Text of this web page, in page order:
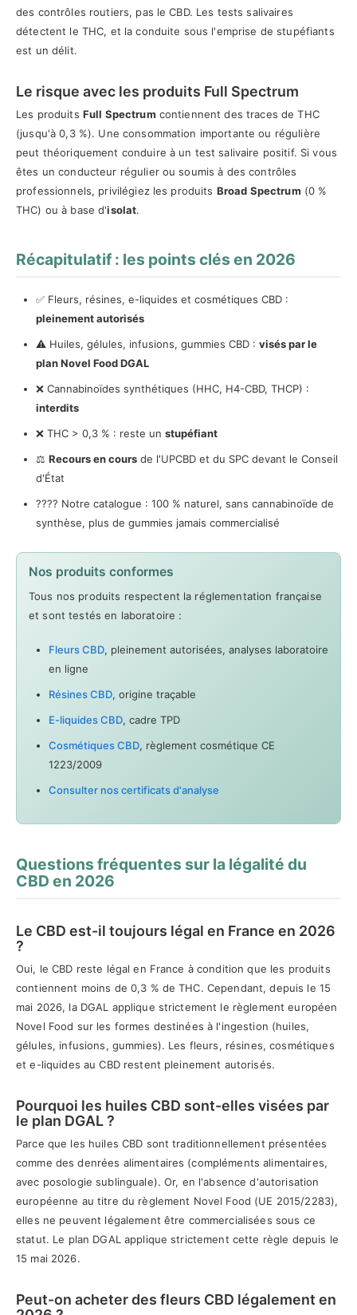
des contrôles routiers, pas le CBD. Les tests salivaires
détectent le THC, et la conduite sous l'emprise de stupéfiants
est un délit.
Le risque avec les produits Full Spectrum
Les produits Full Spectrum contiennent des traces de THC
(jusqu'à 0,3 %). Une consommation importante ou régulière
peut théoriquement conduire à un test salivaire positif. Si vous
êtes un conducteur régulier ou soumis à des contrôles
professionnels, privilégiez les produits Broad Spectrum (0 %
THC) ou à base d'isolat.
Récapitulatif : les points clés en 2026
✅ Fleurs, résines, e-liquides et cosmétiques CBD :
pleinement autorisés
⚠️ Huiles, gélules, infusions, gummies CBD : visés par le
plan Novel Food DGAL
❌ Cannabinoïdes synthétiques (HHC, H4-CBD, THCP) :
interdits
❌ THC > 0,3 % : reste un stupéfiant
⚖️ Recours en cours de l'UPCBD et du SPC devant le Conseil
d'État
????️ Notre catalogue : 100 % naturel, sans cannabinoïde de
synthèse, plus de gummies jamais commercialisé
Nos produits conformes
Tous nos produits respectent la réglementation française
et sont testés en laboratoire :
Fleurs CBD, pleinement autorisées, analyses laboratoire
en ligne
Résines CBD, origine traçable
E-liquides CBD, cadre TPD
Cosmétiques CBD, règlement cosmétique CE
1223/2009
Consulter nos certificats d'analyse
Questions fréquentes sur la légalité du
CBD en 2026
Le CBD est-il toujours légal en France en 2026
?
Oui, le CBD reste légal en France à condition que les produits
contiennent moins de 0,3 % de THC. Cependant, depuis le 15
mai 2026, la DGAL applique strictement le règlement européen
Novel Food sur les formes destinées à l'ingestion (huiles,
gélules, infusions, gummies). Les fleurs, résines, cosmétiques
et e-liquides au CBD restent pleinement autorisés.
Pourquoi les huiles CBD sont-elles visées par
le plan DGAL ?
Parce que les huiles CBD sont traditionnellement présentées
comme des denrées alimentaires (compléments alimentaires,
avec posologie sublinguale). Or, en l'absence d'autorisation
européenne au titre du règlement Novel Food (UE 2015/2283),
elles ne peuvent légalement être commercialisées sous ce
statut. Le plan DGAL applique strictement cette règle depuis le
15 mai 2026.
Peut-on acheter des fleurs CBD légalement en